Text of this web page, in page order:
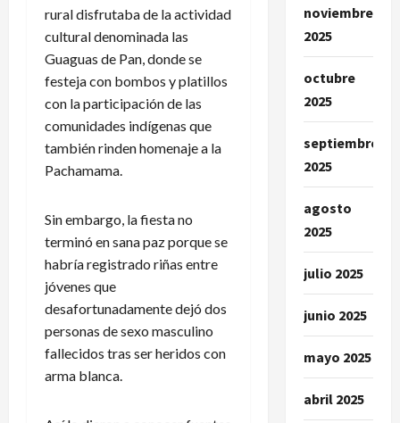
rural disfrutaba de la actividad
cultural denominada las
Guaguas de Pan, donde se
festeja con bombos y platillos
con la participación de las
comunidades indígenas que
también rinden homenaje a la
Pachamama.
Sin embargo, la fiesta no
terminó en sana paz porque se
habría registrado riñas entre
jóvenes que
desafortunadamente dejó dos
personas de sexo masculino
fallecidos tras ser heridos con
arma blanca.
noviembre
2025
octubre
2025
septiembre
2025
agosto
2025
julio 2025
junio 2025
mayo 2025
abril 2025